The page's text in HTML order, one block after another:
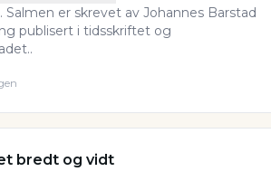
Salmen er skrevet av Johannes Barstad
publisert i tidsskriftet og
bredt og vidt